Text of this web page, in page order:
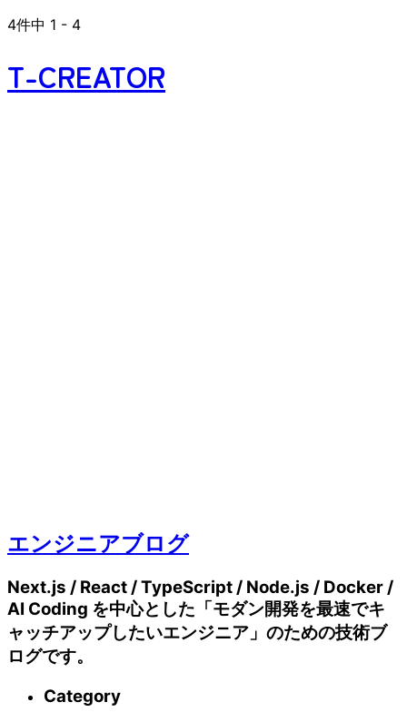
4件中 1 - 4
T-CREATOR
エンジニアブログ
Next.js / React / TypeScript / Node.js / Docker /
AI Coding を中心とした「モダン開発を最速でキ
ャッチアップしたいエンジニア」のための技術ブ
ログです。
Category